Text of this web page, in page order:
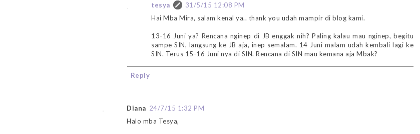
tesya
31/5/15 12:08 PM
Hai Mba Mira, salam kenal ya.. thank you udah mampir di blog kami.
13-16 Juni ya? Rencana nginep di JB enggak nih? Paling kalau mau nginep, begitu
sampe SIN, langsung ke JB aja, inep semalam. 14 Juni malam udah kembali lagi ke
SIN. Terus 15-16 Juni nya di SIN. Rencana di SIN mau kemana aja Mbak?
Reply
Diana 24/7/15 1:32 PM
Halo mba Tesya,